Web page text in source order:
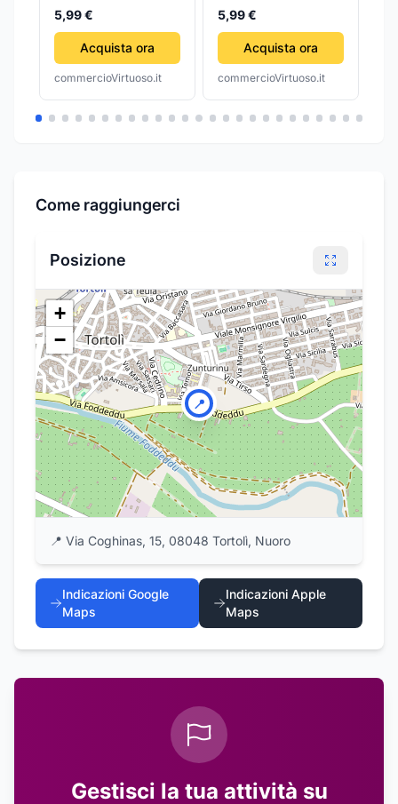
PICCOLA
PANNOLINO
TRAVERSINA
ASSORBENTE
5,99 €
Acquista ora
commercioVirtuoso.it
PICCOLA
PANNOLINO
TRAVERSINA
ASSORBENTE
5,99 €
Acquista ora
commercioVirtuoso.it
Come raggiungerci
Posizione
📍
+
−
📍 Via Coghinas, 15, 08048 Tortolì, Nuoro
Indicazioni Google
Maps
Indicazioni Apple
Maps
Gestisci la tua attività su